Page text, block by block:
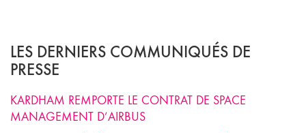
LES DERNIERS COMMUNIQUÉS DE
PRESSE
KARDHAM REMPORTE LE CONTRAT DE SPACE
MANAGEMENT D’AIRBUS